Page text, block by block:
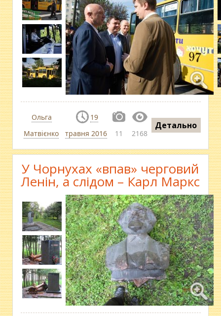
Ольга
Матвієнко
19
травня 2016
11 2168
Детально
У Чорнухах «впав» черговий
Ленін, а слідом – Карл Маркс